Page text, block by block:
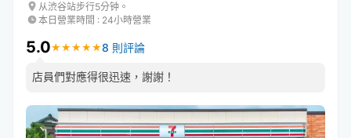
从渋谷站步行5分钟。
本日營業時間 : 24小時營業
5.0★ ★ ★ ★ ★
★ ★ ★ ★ ★8 則評論
店員們對應得很迅速，謝謝！